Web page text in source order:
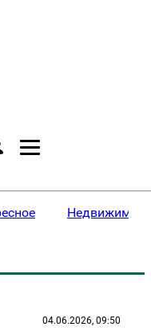
04.06.2026, 09:50